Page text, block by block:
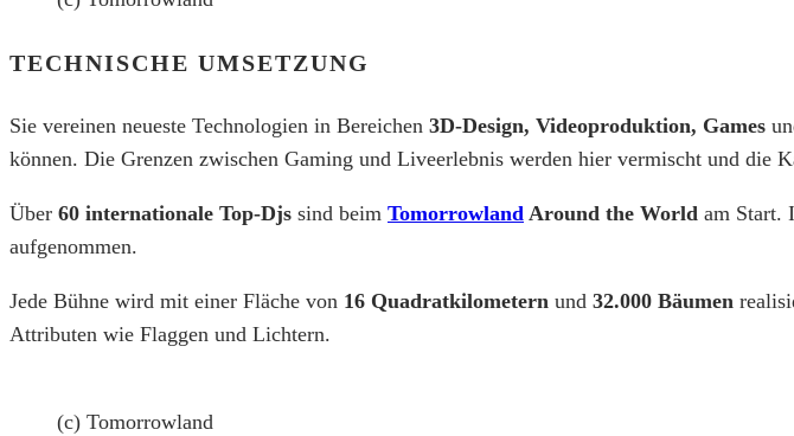
TECHNISCHE UMSETZUNG
Sie vereinen neueste Technologien in Bereichen 3D-Design, Videoproduktion, Games
können. Die Grenzen zwischen Gaming und Liveerlebnis werden hier vermischt und die
Über 60 internationale Top-Djs sind beim Tomorrowland Around the World am Start.
aufgenommen.
Jede Bühne wird mit einer Fläche von 16 Quadratkilometern und 32.000 Bäumen
Attributen wie Flaggen und Lichtern.
(c) Tomorrowland